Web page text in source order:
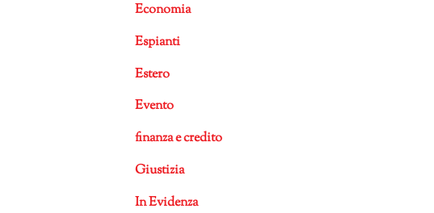
Economia
Espianti
Estero
Evento
finanza e credito
Giustizia
In Evidenza